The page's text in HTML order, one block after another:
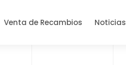
Venta de Recambios Noticias